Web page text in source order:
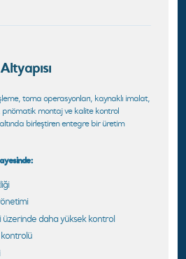
torna operasyonları, kaynaklı imalat,
montaj ve kalite kontrol
altında birleştiren entegre bir üretim
üzerinde daha yüksek kontrol
kontrolü